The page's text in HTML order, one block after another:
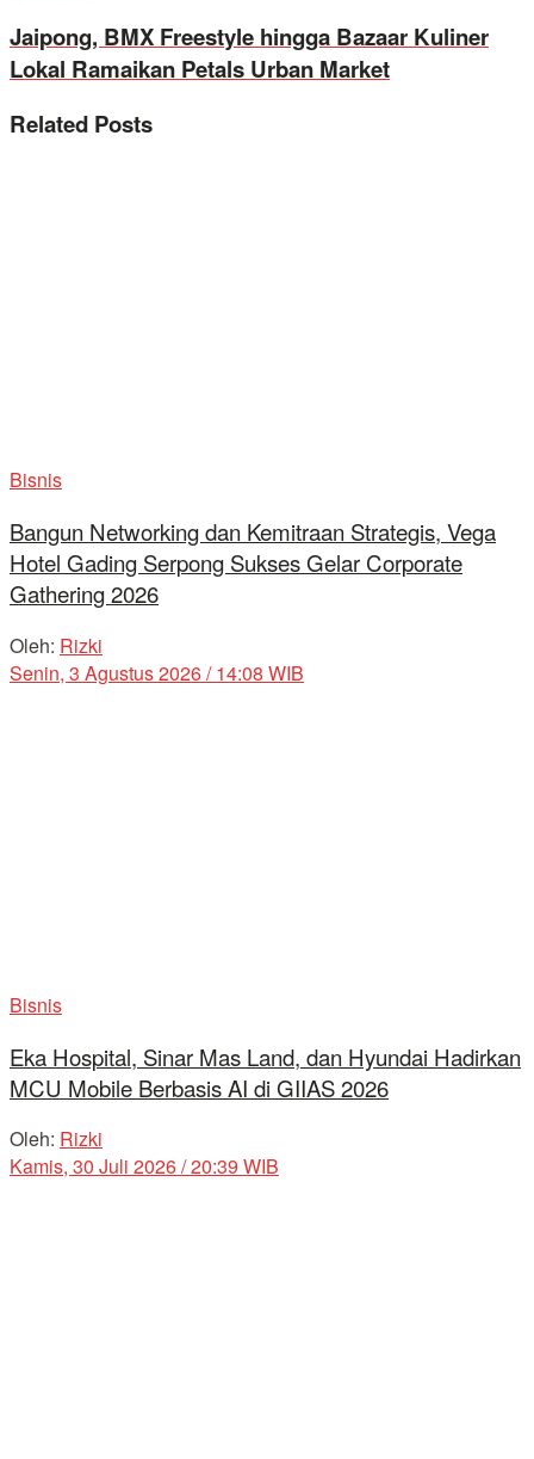
Jaipong, BMX Freestyle hingga Bazaar Kuliner
Lokal Ramaikan Petals Urban Market
Related Posts
Bisnis
Bangun Networking dan Kemitraan Strategis, Vega
Hotel Gading Serpong Sukses Gelar Corporate
Gathering 2026
Oleh: Rizki
Senin, 3 Agustus 2026 / 14:08 WIB
Bisnis
Eka Hospital, Sinar Mas Land, dan Hyundai Hadirkan
MCU Mobile Berbasis AI di GIIAS 2026
Oleh: Rizki
Kamis, 30 Juli 2026 / 20:39 WIB